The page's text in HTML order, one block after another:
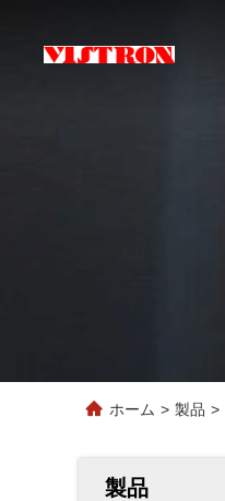
ホーム > 製品 >
製品